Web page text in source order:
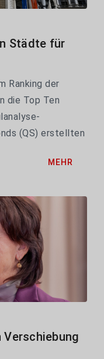
Städte für
Ranking der
die Top Ten
(QS) erstellten
Lebensqualität.
MEHR
Verschiebung